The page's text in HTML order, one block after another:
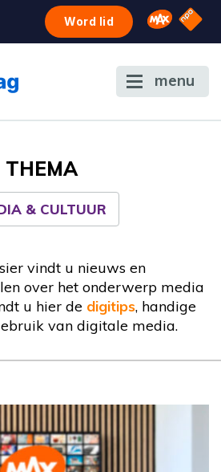
Word lid Omroep
NPO
menu
THEMA
& CULTUUR
vindt u nieuws en
over het onderwerp media
u hier de digitips, handige
van digitale media.